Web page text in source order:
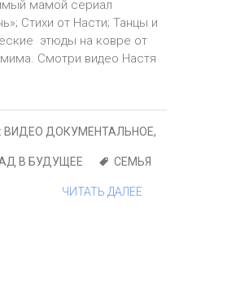
мамой сериал
Стихи от Насти; Танцы и
этюды на ковре от
Смотри видео Настя
ВИДЕО ДОКУМЕНТАЛЬНОЕ,
В БУДУЩЕЕ СЕМЬЯ
ЧИТАТЬ ДАЛЕЕ